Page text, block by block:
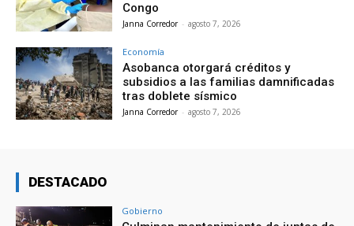
Congo
Janna Corredor - agosto 7, 2026
Economía
Asobanca otorgará créditos y
subsidios a las familias damnificadas
tras doblete sísmico
Janna Corredor - agosto 7, 2026
DESTACADO
Gobierno